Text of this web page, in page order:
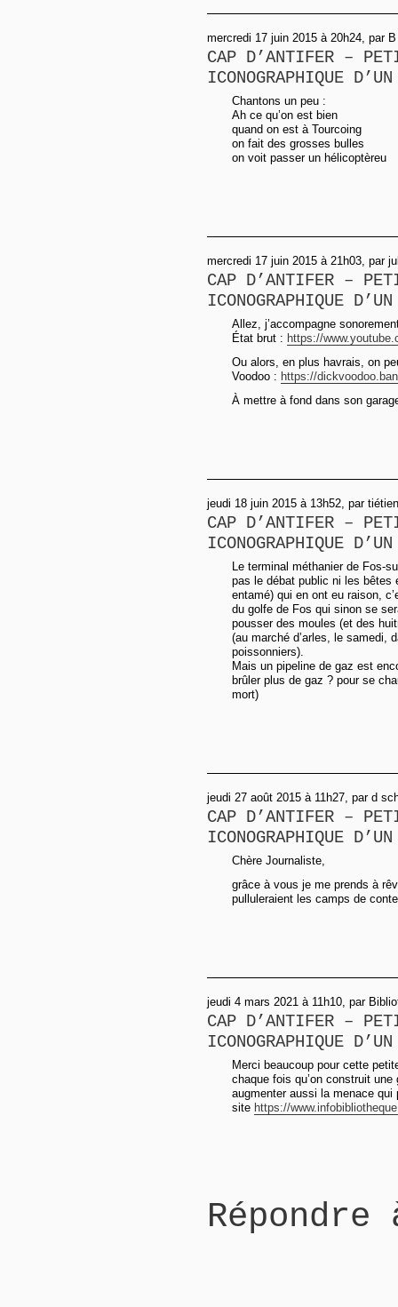
mercredi 17 juin 2015 à 20h24, par B
CAP D’ANTIFER –
ICONOGRAPHIQUE
Chantons un peu :
Ah ce qu’on est bien
quand on est à Tourcoing
on fait des grosses bulles
on voit passer un hélicoptèreu
mercredi 17 juin 2015 à 21h03, par
CAP D’ANTIFER –
ICONOGRAPHIQUE
Allez, j’accompagne
État brut : https://
Ou alors, en plus havrais, on
Voodoo : https://
À mettre à fond dans son
jeudi 18 juin 2015 à 13h52, par
CAP D’ANTIFER –
ICONOGRAPHIQUE
Le terminal méthanier de Fos-
pas le débat public ni les bêtes
entamé) qui en ont eu raison,
du golfe de Fos qui sinon se
pousser des moules (et des
(au marché d’arles, le samedi,
poissonniers).
Mais un pipeline de gaz est
brûler plus de gaz ? pour se
mort)
jeudi 27 août 2015 à 11h27, par d
CAP D’ANTIFER –
ICONOGRAPHIQUE
Chère Journaliste,
grâce à vous je me prends à
pulluleraient les camps de
jeudi 4 mars 2021 à 11h10, par
CAP D’ANTIFER –
ICONOGRAPHIQUE
Merci beaucoup pour cette
chaque fois qu’on construit
augmenter aussi la menace qui
site https://